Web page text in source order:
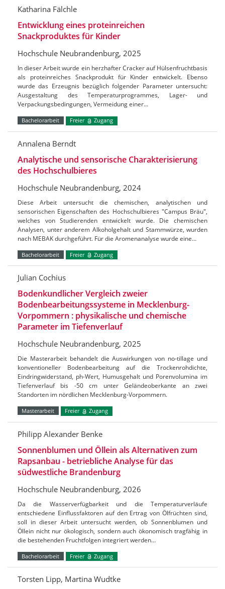
Katharina Fälchle
Entwicklung eines proteinreichen
Snackproduktes für Kinder
Hochschule Neubrandenburg, 2025
In dieser Arbeit wurde ein herzhafter Cracker auf Hülsenfruchtbasis
als proteinreiches Snackprodukt für Kinder entwickelt. Ebenso
wurde das Erzeugnis bezüglich folgender Parameter untersucht:
Ausgestaltung des Temperaturprogrammes, Lager- und
Verpackungsbedingungen, Vermeidung einer…
Bachelorarbeit Freier Zugang
Annalena Berndt
Analytische und sensorische Charakterisierung
des Hochschulbieres
Hochschule Neubrandenburg, 2024
Diese Arbeit untersucht die chemischen, analytischen und
sensorischen Eigenschaften des Hochschulbieres "Campus Bräu",
welches von Studierenden entwickelt wurde. Die chemischen
Analysen, unter anderem Alkoholgehalt und Stammwürze, wurden
nach MEBAK durchgeführt. Für die Aromenanalyse wurde eine…
Bachelorarbeit Freier Zugang
Julian Cochius
Bodenkundlicher Vergleich zweier
Bodenbearbeitungssysteme in Mecklenburg-
Vorpommern : physikalische und chemische
Parameter im Tiefenverlauf
Hochschule Neubrandenburg, 2025
Die Masterarbeit behandelt die Auswirkungen von no-tillage und
konventioneller Bodenbearbeitung auf die Trockenrohdichte,
Eindringwiderstand, ph-Wert, Humusgehalt und Porenvolumina im
Tiefenverlauf bis -50 cm unter Geländeoberkante an zwei
Standorten im nördlichen Mecklenburg-Vorpommern.
Masterarbeit Freier Zugang
Philipp Alexander Benke
Sonnenblumen und Öllein als Alternativen zum
Rapsanbau - betriebliche Analyse für das
südwestliche Brandenburg
Hochschule Neubrandenburg, 2026
Da die Wasserverfügbarkeit und die Temperaturverläufe
entschiedene Einflussfaktoren auf den Ertrag von Ölfrüchten sind,
soll in dieser Arbeit untersucht werden, ob Sonnenblumen und
Öllein nicht nur ökologisch, sondern auch ökonomisch tragfähig in
die bestehenden Fruchtfolgen integriert werden…
Bachelorarbeit Freier Zugang
Torsten Lipp, Martina Wudtke